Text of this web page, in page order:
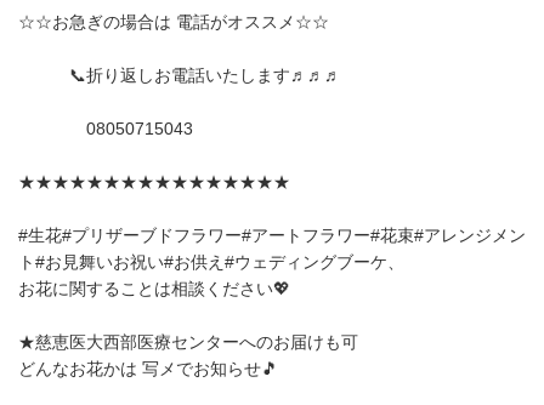
☆☆お急ぎの場合は 電話がオススメ☆☆
📞折り返しお電話いたします♬♬♬
08050715043
★★★★★★★★★★★★★★★★
#生花#プリザーブドフラワー#アートフラワー#花束#アレンジメン
ト#お見舞いお祝い#お供え#ウェディングブーケ、
お花に関することは相談ください💖
★慈恵医大西部医療センターへのお届けも可
どんなお花かは 写メでお知らせ🎵